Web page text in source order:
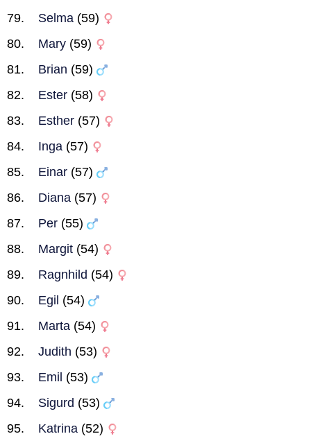
Selma (59)
Mary (59)
Brian (59)
Ester (58)
Esther (57)
Inga (57)
Einar (57)
Diana (57)
Per (55)
Margit (54)
Ragnhild (54)
Egil (54)
Marta (54)
Judith (53)
Emil (53)
Sigurd (53)
Katrina (52)